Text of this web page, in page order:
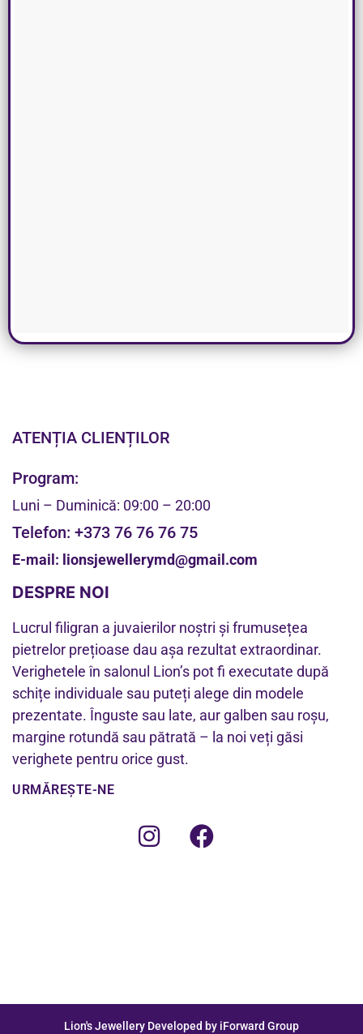
ATENȚIA CLIENȚILOR
Program:
Luni – Duminică: 09:00 – 20:00
Telefon: +373 76 76 76 75
E-mail: lionsjewellerymd@gmail.com
DESPRE NOI
Lucrul filigran a juvaierilor noștri și frumusețea
pietrelor prețioase dau așa rezultat extraordinar.
Verighetele în salonul Lion’s pot fi executate după
schițe individuale sau puteți alege din modele
prezentate. Înguste sau late, aur galben sau roșu,
margine rotundă sau pătrată – la noi veți găsi
verighete pentru orice gust.
URMĂREȘTE-NE
Lion's Jewellery Developed by iForward Group